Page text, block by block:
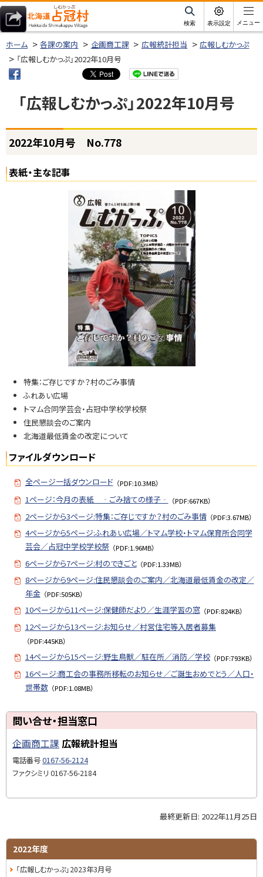
本
文
へ北海道占冠村
サ
イ
ト
内
検索 表示設定 メニュー
ホーム 各課の案内 企画商工課 広報統計担当
広報しむかっぷ
「広報しむかっぷ」2022年10月号
「広報しむかっぷ」2022年10月号
ページ内目次
2
2
2
窓
口
2022年10月号 No.778
表紙・主な記事
特集：ご存じですか？村のごみ事情
ふれあい広場
トマム合同学芸会・占冠中学校学校祭
住民懇談会のご案内
北海道最低賃金の改定について
ファイルダウンロード
全ページ一括ダウンロード （PDF:10.3MB）
1ページ：今月の表紙 ‐ごみ捨ての様子‐ （PDF:667KB）
2ページから3ページ:特集：ご存じですか？村のごみ事情 （PDF:3.67MB）
4ページから5ページ:ふれあい広場／トマム学校・トマム保育所合同学
芸会／占冠中学校学校祭 （PDF:1.96MB）
6ページから7ページ:村のできごと （PDF:1.33MB）
8ページから9ページ:住民懇談会のご案内／北海道最低賃金の改定／
年金 （PDF:505KB）
10ページから11ページ:保健師だより／生涯学習の窓 （PDF:824KB）
12ページから13ページ:お知らせ／村営住宅等入居者募集
（PDF:445KB）
14ページから15ページ:野生鳥獣／駐在所／消防／学校 （PDF:793KB）
16ページ:商工会の事務所移転のお知らせ／ご誕生おめでとう／人口・
世帯数 （PDF:1.08MB）
ッ
プ
に
戻
問い合せ・担当窓口
企画商工課 広報統計担当
電話番号0167-56-2124
ファクシミリ 0167-56-2184
プ
に
戻
最終更新日: 2022年11月25日
サ
イ
2022年度
「広報しむかっぷ」2023年3月号